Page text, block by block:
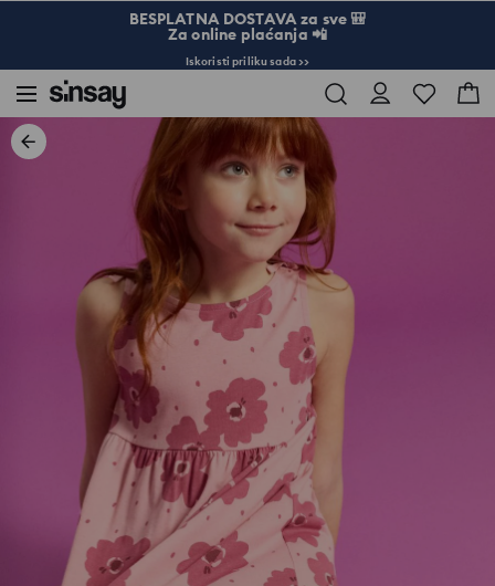
BESPLATNA DOSTAVA za sve 🎒
Za online plaćanja 📲
Iskoristi priliku sada >>